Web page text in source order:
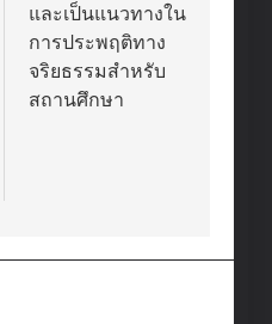
และเป็นแนวทางใน
การประพฤติทาง
จริยธรรมสำหรับ
สถานศึกษา